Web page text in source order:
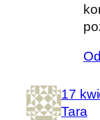
17
Tara